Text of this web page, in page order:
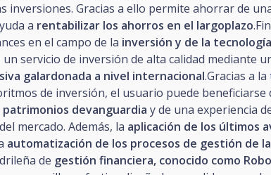
inversiones. Gracias a ello permite ahorrar de
a rentabilizar los ahorros en el largoplazo
en el campo de la inversión y de la tecnología
un servicio de inversión de alta calidad mediante
galardonada a nivel internacional.Gracias a
de inversión, el usuario puede beneficiarse
devanguardia y de una experiencia
mercado. Además, la aplicación de los últimos
automatización de los procesos de gestión de
de gestión financiera, conocido como